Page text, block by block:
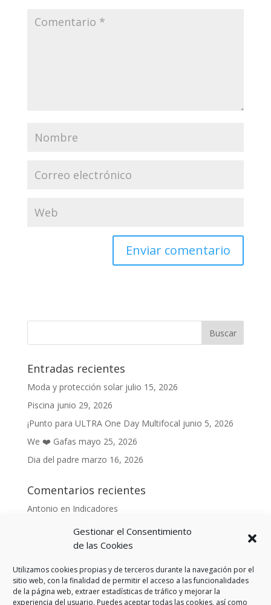
Gestionar el Consentimiento
de las Cookies
Utilizamos cookies propias y de terceros durante la navegación por el
sitio web, con la finalidad de permitir el acceso a las funcionalidades
de la página web, extraer estadísticas de tráfico y mejorar la
experiencia del usuario. Puedes aceptar todas las cookies, así como
Entradas recientes
Moda y protección solar julio 15, 2026
Piscina junio 29, 2026
¡Punto para ULTRA One Day Multifocal junio 5, 2026
We ❤️ Gafas mayo 25, 2026
Dia del padre marzo 16, 2026
Comentarios recientes
Antonio en Indicadores
enIndicadores
enDe cara al buen tiempo